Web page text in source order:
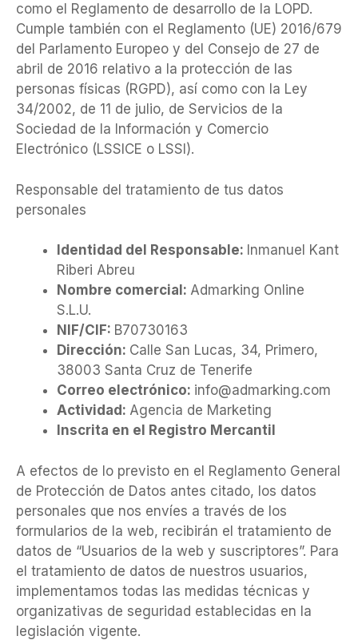
como el Reglamento de desarrollo de la LOPD.
Cumple también con el Reglamento (UE) 2016/679
del Parlamento Europeo y del Consejo de 27 de
abril de 2016 relativo a la protección de las
personas físicas (RGPD), así como con la Ley
34/2002, de 11 de julio, de Servicios de la
Sociedad de la Información y Comercio
Electrónico (LSSICE o LSSI).
Responsable del tratamiento de tus datos
personales
Identidad del Responsable: Inmanuel Kant
Riberi Abreu
Nombre comercial: Admarking Online
S.L.U.
NIF/CIF: B70730163
Dirección: Calle San Lucas, 34, Primero,
38003 Santa Cruz de Tenerife
Correo electrónico: info@admarking.com
Actividad: Agencia de Marketing
Inscrita en el Registro Mercantil
A efectos de lo previsto en el Reglamento General
de Protección de Datos antes citado, los datos
personales que nos envíes a través de los
formularios de la web, recibirán el tratamiento de
datos de “Usuarios de la web y suscriptores”. Para
el tratamiento de datos de nuestros usuarios,
implementamos todas las medidas técnicas y
organizativas de seguridad establecidas en la
legislación vigente.